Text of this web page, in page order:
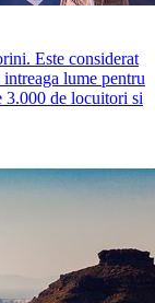
Este considerat
lume pentru
3.000 de locuitori si